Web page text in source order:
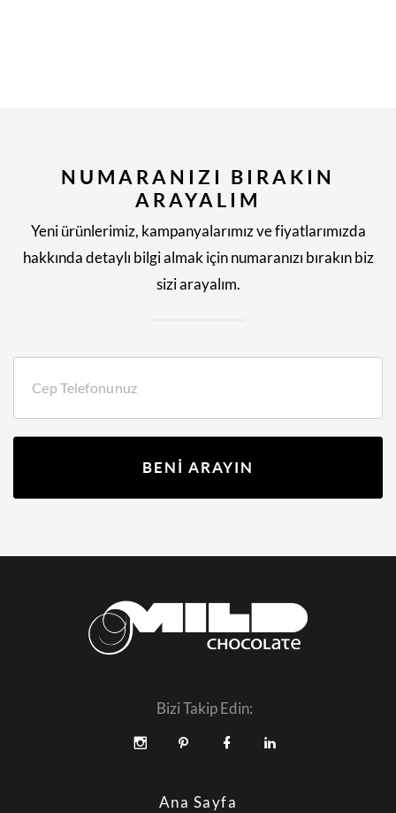
NUMARANIZI BIRAKIN
ARAYALIM
Yeni ürünlerimiz, kampanyalarımız ve fiyatlarımızda
hakkında detaylı bilgi almak için numaranızı bırakın biz
sizi arayalım.
BENİ ARAYIN
Bizi Takip Edin:
Ana Sayfa